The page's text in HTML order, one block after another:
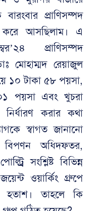
প্রাণিসম্পদ
করে আসছিলাম। এ
প্রাণিসম্পদ
মোহাম্মদ রেয়াজুল
১০ টাকা ৫৮ পয়সা,
পয়সা এবং খুচরা
করার কথা
স্বাগত জানানো
অধিদফতর,
সংশ্লিষ্ট বিভিন্ন
জয়েন্ট ওয়ার্কিং গ্রুপে
হতাশ। তাহলে কি